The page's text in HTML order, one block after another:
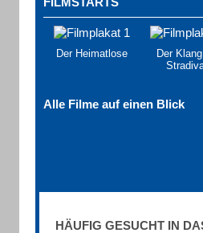
Der Heimatlose
Der
Alle Filme auf einen Blick
HÄUFIG GESUCHT IN